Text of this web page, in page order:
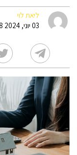
ליאת לוי
03 יוני, 2024 09:58